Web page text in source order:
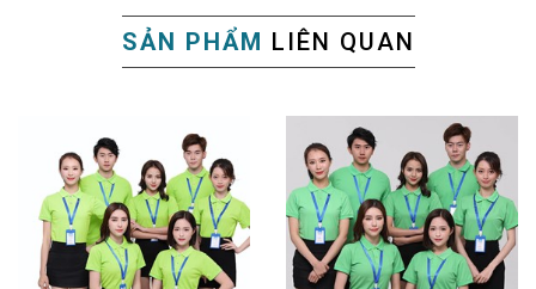
SẢN PHẨM LIÊN QUAN